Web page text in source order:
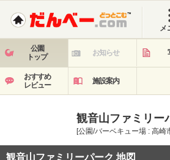
メ
公園
トップ
お知らせ
おすすめ
レビュー
施設案内
観音山ファミリー
[公園/バーベキュー場 : 高崎
観音山ファミリーパーク 地図